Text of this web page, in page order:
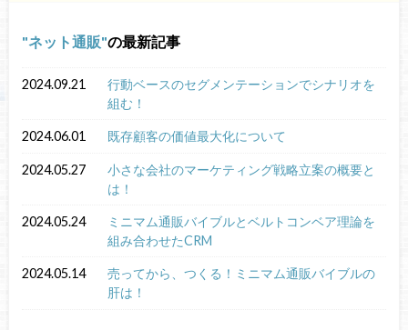
ネット通販 の最新記事
2024.09.21
行動ベースのセグメンテーションでシナリオを
組む！
2024.06.01 既存顧客の価値最大化について
2024.05.27
小さな会社のマーケティング戦略立案の概要と
は！
2024.05.24
ミニマム通販バイブルとベルトコンベア理論を
組み合わせたCRM
2024.05.14
売ってから、つくる！ミニマム通販バイブルの
肝は！